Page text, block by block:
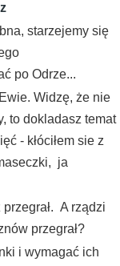
starzejemy się
po Odrze...
Widzę, że nie
to dokladasz temat
- kłóciłem sie z
ja
A rządzi
przegrał?
i wymagać ich